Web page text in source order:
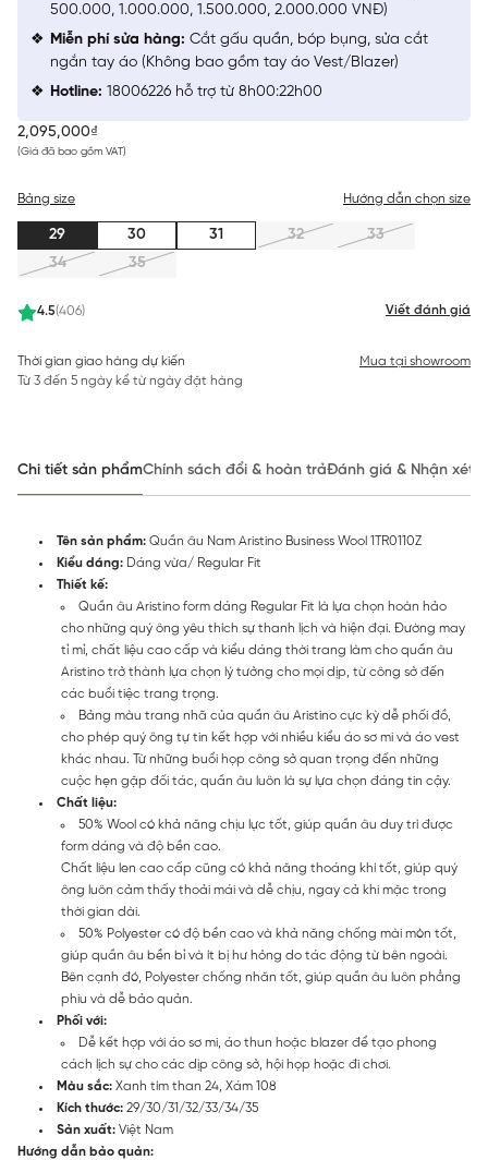
2,095,000₫
(Giá đã bao gồm VAT)
4.5(406) Viết đánh giá
Bảng size Hướng dẫn chọn size
29 30 31 32
33
34
35
Thời gian giao hàng dự kiến
Từ 3 đến 5 ngày kể từ ngày đặt hàng
Mua tại showroom
500.000, 1.000.000, 1.500.000, 2.000.000 VNĐ)
Miễn phí sửa hàng: Cắt gấu quần, bóp bụng, sửa cắt
ngắn tay áo (Không bao gồm tay áo Vest/Blazer)
Hotline: 18006226 hỗ trợ từ 8h00:22h00
Chi tiết sản phẩmChính sách đổi & hoàn trảĐánh giá & Nhận xét
Tên sản phẩm: Quần âu Nam Aristino Business Wool 1TR0110Z
Kiểu dáng: Dáng vừa/ Regular Fit
Thiết kế:
Quần âu Aristino form dáng Regular Fit là lựa chọn hoàn hảo
cho những quý ông yêu thích sự thanh lịch và hiện đại. Đường may
tỉ mỉ, chất liệu cao cấp và kiểu dáng thời trang làm cho quần âu
Aristino trở thành lựa chọn lý tưởng cho mọi dịp, từ công sở đến
các buổi tiệc trang trọng.
Bảng màu trang nhã của quần âu Aristino cực kỳ dễ phối đồ,
cho phép quý ông tự tin kết hợp với nhiều kiểu áo sơ mi và áo vest
khác nhau. Từ những buổi họp công sở quan trọng đến những
cuộc hẹn gặp đối tác, quần âu luôn là sự lựa chọn đáng tin cậy.
Chất liệu:
50% Wool có khả năng chịu lực tốt, giúp quần âu duy trì được
form dáng và độ bền cao.
Chất liệu len cao cấp cũng có khả năng thoáng khí tốt, giúp quý
ông luôn cảm thấy thoải mái và dễ chịu, ngay cả khi mặc trong
thời gian dài.
50% Polyester có độ bền cao và khả năng chống mài mòn tốt,
giúp quần âu bền bỉ và ít bị hư hỏng do tác động từ bên ngoài.
Bên cạnh đó, Polyester chống nhăn tốt, giúp quần âu luôn phẳng
phiu và dễ bảo quản.
Phối với:
Dễ kết hợp với áo sơ mi, áo thun hoặc blazer để tạo phong
cách lịch sự cho các dịp công sở, hội họp hoặc đi chơi.
Màu sắc: Xanh tím than 24, Xám 108
Kích thước: 29/30/31/32/33/34/35
Sản xuất: Việt Nam
Hướng dẫn bảo quản: